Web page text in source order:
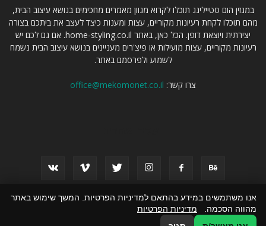
במגזין הום סטיילינג תוכלו לקרוא מגוון מאמרים מחכימים בנושא עיצוב הבית,
מהם תוכלו לקחת רעיונות מקוריים, עצות ומענות כיצד לעצב את ביתכם בצורה
יצירתית ויוצאת דופן. הכל כאן, באתר home-styling.co.il. אם גם לכם יש
רעיונות מקוריים, עצות מועילות או פיצ'רים מעניינים בנושא עיצוב הבית נשמח
לשמוע ולפרסמם באתר.
צרו קשר: office@mekomonet.co.il
פרסום תוכן שיווקי מחפשים כותבים
אנו משתמשים במידע בהתאם למדיניות הפרטיות. המשך שימוש באתר
מהווה הסכמה. מדיניות הפרטיות